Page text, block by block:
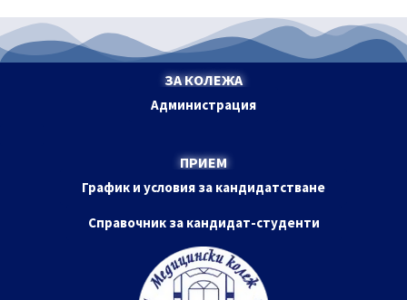
ЗА КОЛЕЖА
Администрация
ПРИЕМ
График и условия за кандидатстване
Справочник за кандидат-студенти